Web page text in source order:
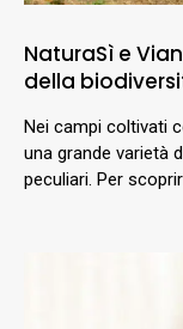
NaturaSì e
della
Nei campi coltivati
una grande varietà
peculiari. Per